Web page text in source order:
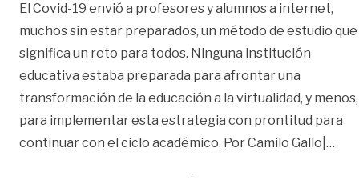
El Covid-19 envió a profesores y alumnos a internet,
muchos sin estar preparados, un método de estudio que
significa un reto para todos. Ninguna institución
educativa estaba preparada para afrontar una
transformación de la educación a la virtualidad, y menos,
para implementar esta estrategia con prontitud para
continuar con el ciclo académico. Por Camilo Gallo| …